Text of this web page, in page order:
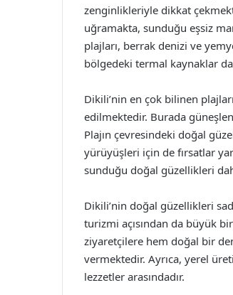
zenginlikleriyle dikkat
uğramakta, sunduğu eşsiz
plajları, berrak denizi ve
bölgedeki termal kaynaklar
Dikili’nin en çok bilinen
edilmektedir. Burada
Plajın çevresindeki doğal
yürüyüşleri için de fırsatlar
sunduğu doğal güzellikleri
Dikili’nin doğal güzellikleri
turizmi açısından da büyük
ziyaretçilere hem doğal bir
vermektedir. Ayrıca, yerel
lezzetler arasındadır.